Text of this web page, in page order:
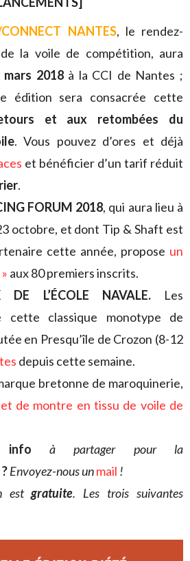
NANTES, le rendez-
la voile de compétition, aura
2018à la CCI de Nantes ;
édition sera consacrée cette
et aux retombées du
. Vous pouvez d’ores et déjà
et bénéficier d’un tarif réduit
.
FORUM 2018, qui aura lieu à
octobre, et dont Tip & Shaft est
cette année, propose un
aux 80 premiers inscrits.
DE L’ÉCOLE NAVALE. Les
cette classique monotype de
en Presqu’île de Crozon (8-12
depuis cette semaine.
bretonne de maroquinerie,
de montre en tissu de voile de
info à partager pour la
Envoyez-nous unmail !
estgratuite. Les trois suivantes